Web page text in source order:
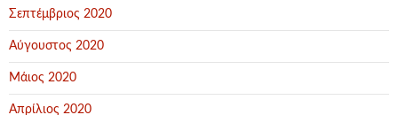
Σεπτέμβριος 2020
Αύγουστος 2020
Μάιος 2020
Απρίλιος 2020